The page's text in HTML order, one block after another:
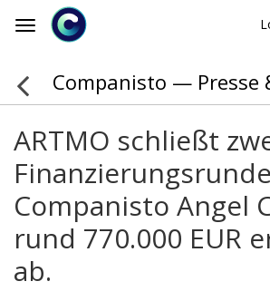
Toggle
Companisto — Presse
ARTMO schließt
Companisto Angel
rund 770.000 EUR
ab.